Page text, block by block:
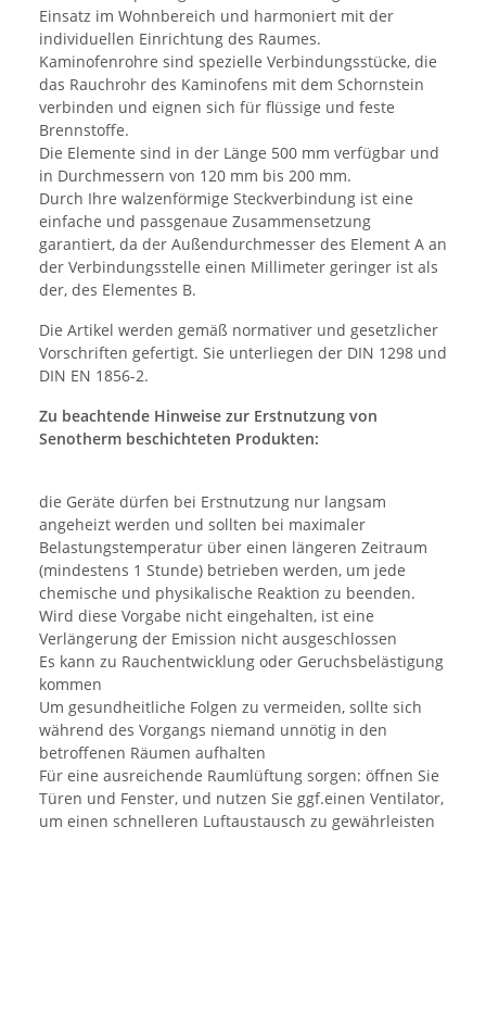
Einsatz im Wohnbereich und harmoniert mit der
individuellen Einrichtung des Raumes.
Kaminofenrohre sind spezielle Verbindungsstücke, die
das Rauchrohr des Kaminofens mit dem Schornstein
verbinden und eignen sich für flüssige und feste
Brennstoffe.
Die Elemente sind in der Länge 500 mm verfügbar und
in Durchmessern von 120 mm bis 200 mm.
Durch Ihre walzenförmige Steckverbindung ist eine
einfache und passgenaue Zusammensetzung
garantiert, da der Außendurchmesser des Element A an
der Verbindungsstelle einen Millimeter geringer ist als
der, des Elementes B.
Die Artikel werden gemäß normativer und gesetzlicher
Vorschriften gefertigt. Sie unterliegen der DIN 1298 und
DIN EN 1856-2.
Zu beachtende Hinweise zur Erstnutzung von
Senotherm beschichteten Produkten:
die Geräte dürfen bei Erstnutzung nur langsam
angeheizt werden und sollten bei maximaler
Belastungstemperatur über einen längeren Zeitraum
(mindestens 1 Stunde) betrieben werden, um jede
chemische und physikalische Reaktion zu beenden.
Wird diese Vorgabe nicht eingehalten, ist eine
Verlängerung der Emission nicht ausgeschlossen
Es kann zu Rauchentwicklung oder Geruchsbelästigung
kommen
Um gesundheitliche Folgen zu vermeiden, sollte sich
während des Vorgangs niemand unnötig in den
betroffenen Räumen aufhalten
Für eine ausreichende Raumlüftung sorgen: öffnen Sie
Türen und Fenster, und nutzen Sie ggf.einen Ventilator,
um einen schnelleren Luftaustausch zu gewährleisten